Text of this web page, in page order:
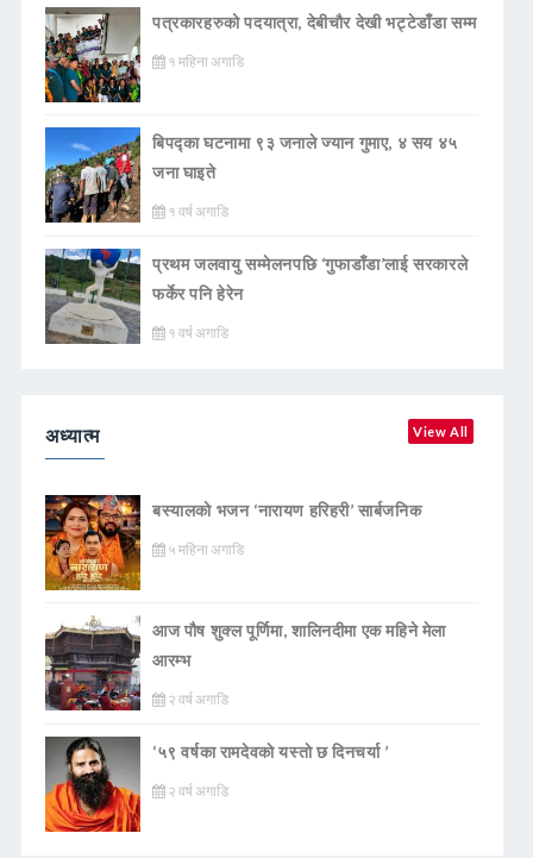
पत्रकारहरुको पदयात्रा, देबीचौर देखी भट्टेडाँडा सम्म
१ महिना अगाडि
बिपद्का घटनामा ९३ जनाले ज्यान गुमाए, ४ सय ४५
जना घाइते
१ वर्ष अगाडि
प्रथम जलवायु सम्मेलनपछि ‘गुफाडाँडा’लाई सरकारले
फर्केर पनि हेरेन
१ वर्ष अगाडि
अध्यात्म View All
बस्यालको भजन ‘नारायण हरिहरी’ सार्बजनिक
५ महिना अगाडि
आज पौष शुक्ल पूर्णिमा, शालिनदीमा एक महिने मेला
आरम्भ
२ वर्ष अगाडि
‘५९ वर्षका रामदेवकाे यस्ताे छ दिनचर्या ’
२ वर्ष अगाडि